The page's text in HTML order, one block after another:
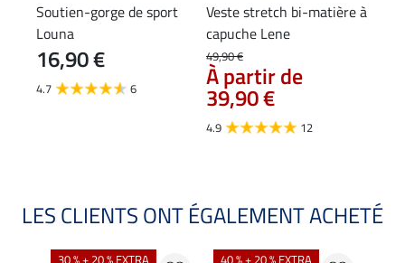
Soutien-gorge de sport
Louna
16,90 €
4.7 6
Veste stretch bi-matière à
capuche Lene
49,90 €
À partir de
39,90 €
4.9 12
LES CLIENTS ONT ÉGALEMENT ACHETÉ